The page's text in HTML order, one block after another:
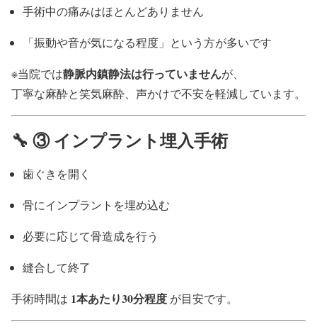
手術中の痛みはほとんどありません
「振動や音が気になる程度」という方が多いです
※当院では静脈内鎮静法は行っていませんが、
丁寧な麻酔と笑気麻酔、声かけで不安を軽減しています。
🔧 ③ インプラント埋入手術
歯ぐきを開く
骨にインプラントを埋め込む
必要に応じて骨造成を行う
縫合して終了
手術時間は 1本あたり30分程度 が目安です。